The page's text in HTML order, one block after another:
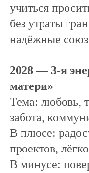
учиться
без утраты
надёжные
2028 — 3-я
матери»
Тема: любовь,
забота,
В плюсе:
проектов,
В минусе: